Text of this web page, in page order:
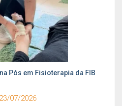
Pós em Fisioterapia da FIB
23/07/2026